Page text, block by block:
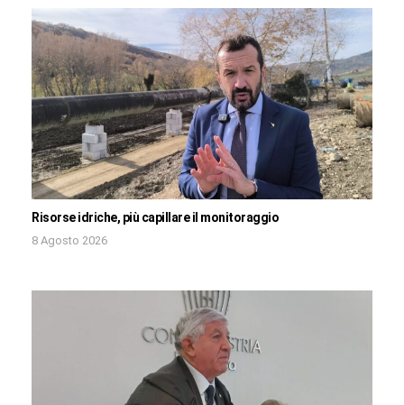
Risorse idriche, più capillare il monitoraggio
8 Agosto 2026